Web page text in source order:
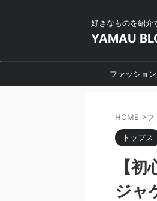
好きなものを紹介
YAMAU
ファッション
HOME >フ
トップス
【
ジャ